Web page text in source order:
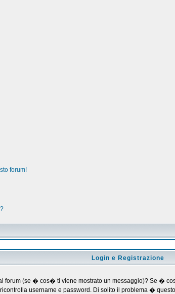
forum!
Login e Registrazione
forum (se � cos� ti viene mostrato un messaggio)? Se �
username e password. Di solito il problema �